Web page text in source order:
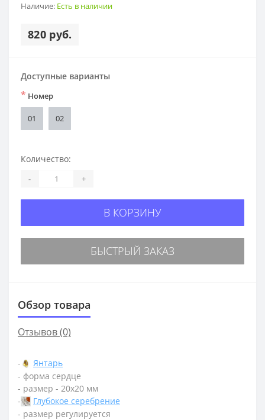
Наличие: Есть в наличии
820 руб.
Доступные варианты
* Номер
01 02
Количество:
- +
В КОРЗИНУ
БЫСТРЫЙ ЗАКАЗ
Обзор товара
Отзывов (0)
-
Янтарь
- форма сердце
- размер - 20х20 мм
-
Глубокое серебрение
- размер регулируется